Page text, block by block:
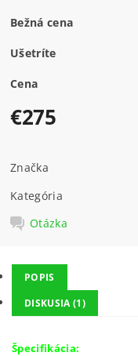
Bežná cena
Ušetríte
Cena
€275
Značka
Kategória
Otázka
POPIS
DISKUSIA (1)
Špecifikácia: